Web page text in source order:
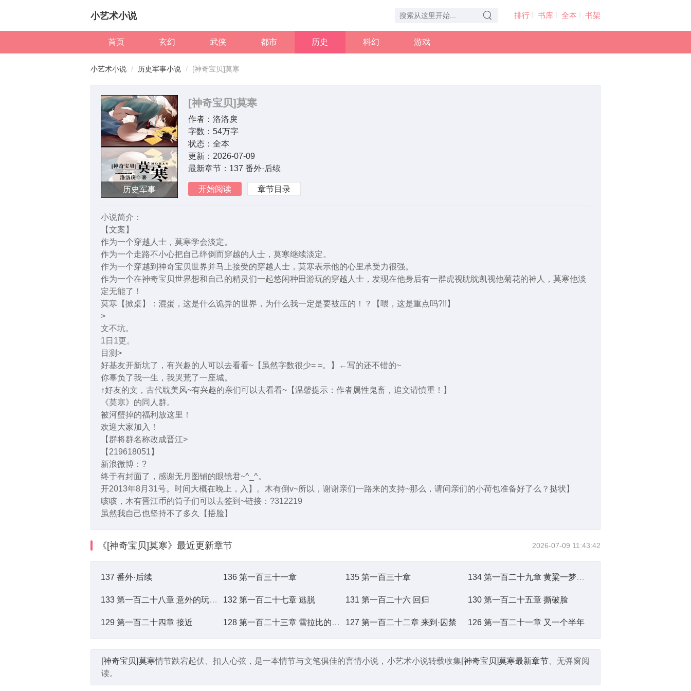
小艺术小说 排行 书库 全本 书架
首页 玄幻 武侠 都市 历史 科幻 游戏
小艺术小说 历史军事小说 [神奇宝贝]莫寒
历史军事
[神奇宝贝]莫寒
作者： 洛洛戾
字数： 54万字
状态： 全本
更新： 2026-07-09
最新章节： 137 番外·后续
开始阅读 章节目录
小说简介：
【文案】
作为一个穿越人士，莫寒学会淡定。
作为一个走路不小心把自己绊倒而穿越的人士，莫寒继续淡定。
作为一个穿越到神奇宝贝世界并马上接受的穿越人士，莫寒表示他的心里承受力很强。
作为一个在神奇宝贝世界想和自己的精灵们一起悠闲种田游玩的穿越人士，发现在他身后有一群虎视眈眈凯视他菊花的神人，莫寒他淡
定无能了！
莫寒【掀桌】：混蛋，这是什么诡异的世界，为什么我一定是要被压的！？【喂，这是重点吗?!!】
>
文不坑。
1日1更。
目测>
好基友开新坑了，有兴趣的人可以去看看~【虽然字数很少= =。】←写的还不错的~
你辜负了我一生，我哭荒了一座城。
↑好友的文，古代耽美风~有兴趣的亲们可以去看看~【温馨提示：作者属性鬼畜，追文请慎重！】
《莫寒》的同人群。
被河蟹掉的福利放这里！
欢迎大家加入！
【群将群名称改成晋江>
【219618051】
新浪微博：?
终于有封面了，感谢无月图铺的眼镜君~^_^。
开2013年8月31号。时间大概在晚上，入】。木有倒v~所以，谢谢亲们一路来的支持~那么，请问亲们的小荷包准备好了么？挞状】
咳咳，木有晋江币的筒子们可以去签到~链接：?312219
虽然我自己也坚持不了多久【捂脸】
《[神奇宝贝]莫寒》 最近更新章节 2026-07-09 11:43:42
137 番外·后续 136 第一百三十一章 135 第一百三十章 134 第一百二十九章 黄粱一梦？！
133 第一百二十八章 意外的玩笑？！ 132 第一百二十七章 逃脱 131 第一百二十六 回归 130 第一百二十五章 撕破脸
129 第一百二十四章 接近 128 第一百二十三章 雪拉比的世界？！ 127 第一百二十二章 来到·囚禁 126 第一百二十一章 又一个半年
[神奇宝贝]莫寒情节跌宕起伏、扣人心弦，是一本情节与文笔俱佳的言情小说，小艺术小说转载收集[神奇宝贝]莫寒最新章节、无弹窗阅
读。